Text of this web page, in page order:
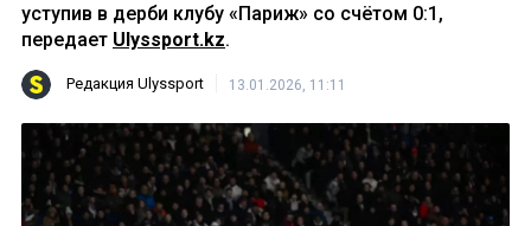
уступив в дерби клубу «Париж» со счётом 0:1,
передает Ulyssport.kz.
Редакция Ulyssport 13.01.2026, 11:11